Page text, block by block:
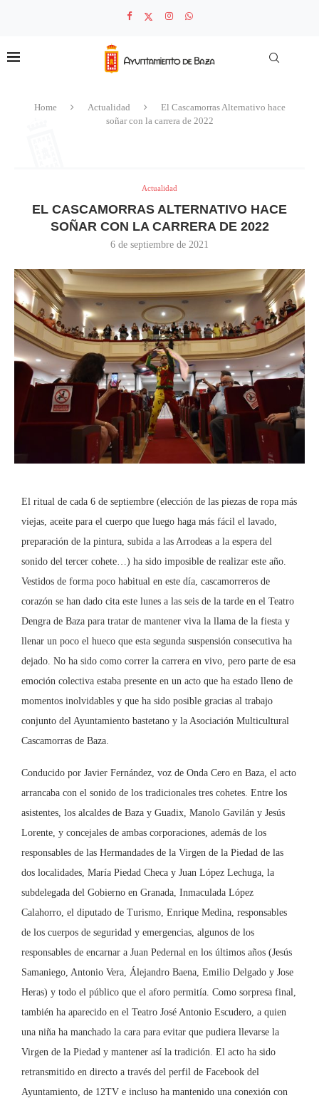
Home Actualidad
El Cascamorras Alternativo hace
soñar con la carrera de 2022
Actualidad
EL CASCAMORRAS ALTERNATIVO HACE
SOÑAR CON LA CARRERA DE 2022
6 de septiembre de 2021
El ritual de cada 6 de septiembre (elección de las piezas de ropa más
viejas, aceite para el cuerpo que luego haga más fácil el lavado,
preparación de la pintura, subida a las Arrodeas a la espera del
sonido del tercer cohete…) ha sido imposible de realizar este año.
Vestidos de forma poco habitual en este día, cascamorreros de
corazón se han dado cita este lunes a las seis de la tarde en el Teatro
Dengra de Baza para tratar de mantener viva la llama de la fiesta y
llenar un poco el hueco que esta segunda suspensión consecutiva ha
dejado. No ha sido como correr la carrera en vivo, pero parte de esa
emoción colectiva estaba presente en un acto que ha estado lleno de
momentos inolvidables y que ha sido posible gracias al trabajo
conjunto del Ayuntamiento bastetano y la Asociación Multicultural
Cascamorras de Baza.
Conducido por Javier Fernández, voz de Onda Cero en Baza, el acto
arrancaba con el sonido de los tradicionales tres cohetes. Entre los
asistentes, los alcaldes de Baza y Guadix, Manolo Gavilán y Jesús
Lorente, y concejales de ambas corporaciones, además de los
responsables de las Hermandades de la Virgen de la Piedad de las
dos localidades, María Piedad Checa y Juan López Lechuga, la
subdelegada del Gobierno en Granada, Inmaculada López
Calahorro, el diputado de Turismo, Enrique Medina, responsables
de los cuerpos de seguridad y emergencias, algunos de los
responsables de encarnar a Juan Pedernal en los últimos años (Jesús
Samaniego, Antonio Vera, Álejandro Baena, Emilio Delgado y Jose
Heras) y todo el público que el aforo permitía. Como sorpresa final,
también ha aparecido en el Teatro José Antonio Escudero, a quien
una niña ha manchado la cara para evitar que pudiera llevarse la
Virgen de la Piedad y mantener así la tradición. El acto ha sido
retransmitido en directo a través del perfil de Facebook del
Ayuntamiento, de 12TV e incluso ha mantenido una conexión con